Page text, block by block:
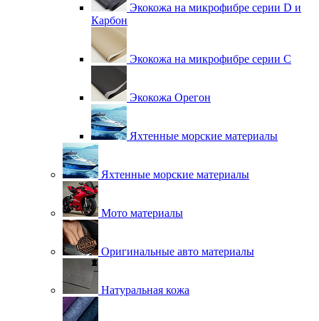
Экокожа на микрофибре серии D и
Карбон
Экокожа на микрофибре серии С
Экокожа Орегон
Яхтенные морские материалы
Яхтенные морские материалы
Мото материалы
Оригинальные авто материалы
Натуральная кожа